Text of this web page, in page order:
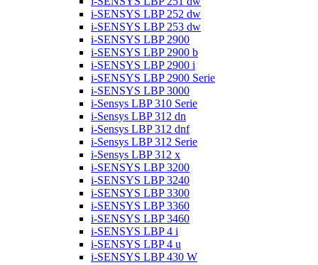
i-SENSYS LBP 252 dw
i-SENSYS LBP 253 dw
i-SENSYS LBP 2900
i-SENSYS LBP 2900 b
i-SENSYS LBP 2900 i
i-SENSYS LBP 2900 Serie
i-SENSYS LBP 3000
i-Sensys LBP 310 Serie
i-Sensys LBP 312 dn
i-Sensys LBP 312 dnf
i-Sensys LBP 312 Serie
i-Sensys LBP 312 x
i-SENSYS LBP 3200
i-SENSYS LBP 3240
i-SENSYS LBP 3300
i-SENSYS LBP 3360
i-SENSYS LBP 3460
i-SENSYS LBP 4 i
i-SENSYS LBP 4 u
i-SENSYS LBP 430 W